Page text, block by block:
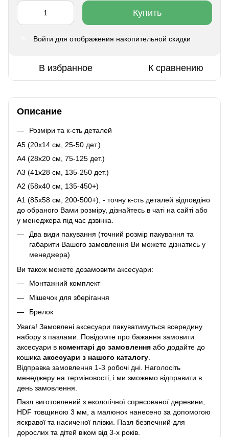
Купить
Войти для отображения накопительной скидки
В избранное К сравнению
Описание
Розміри та к-сть деталей
A5 (20х14 см, 25-50 дет.)
A4 (28x20 см, 75-125 дет.)
A3 (41х28 см, 135-250 дет.)
A2 (58х40 см, 135-450+)
A1 (85х58 см, 200-500+), - точну к-сть деталей відповдіно
до обраного Вами розміру, дізнайтесь в чаті на сайті або
у менеджера під час дзвінка.
Два види пакування (точний розмір пакування та
габарити Вашого замовлення Ви можете дізнатись у
менеджера)
Ви також можете дозамовити аксесуари:
Монтажний комплект
Мішечок для зберігання
Брелок
Увага! Замовлені аксесуари пакуватимуться всередину
набору з пазлами. Повідомте про бажання замовити
аксесуари в коментарі до замовлення або додайте до
кошика аксесуари з нашого каталогу
Відправка замовлення 1-3 робочі дні. Наголосіть
менеджеру на терміновості, і ми зможемо відправити в
день замовлення.
Пазл виготовлений з екологічної спресованої деревини,
HDF товщиною 3 мм, а малюнок нанесено за допомогою
яскравої та насиченої плівки. Пазл безпечний для
дорослих та дітей віком від 3-х років.